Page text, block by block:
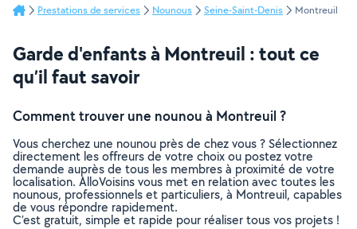
Prestations de services Nounous Seine-Saint-Denis Montreuil
Garde d'enfants à Montreuil : tout ce
qu’il faut savoir
Comment trouver une nounou à Montreuil ?
Vous cherchez une nounou près de chez vous ? Sélectionnez
directement les offreurs de votre choix ou postez votre
demande auprès de tous les membres à proximité de votre
localisation. AlloVoisins vous met en relation avec toutes les
nounous, professionnels et particuliers, à Montreuil, capables
de vous répondre rapidement.
C’est gratuit, simple et rapide pour réaliser tous vos projets !